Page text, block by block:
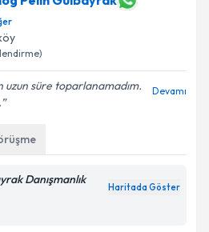
uzun süre toparlanamadım.
Devamı
Danışmanlık
Haritada Göster